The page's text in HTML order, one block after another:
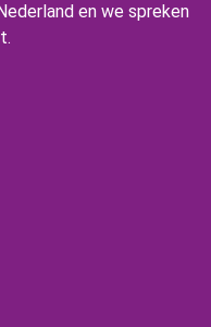
en we spreken